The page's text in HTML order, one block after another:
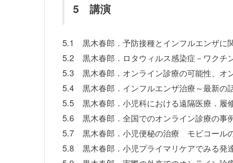
5 講演
5.1
黒木春郎．予防接種とインフルエンザ
5.2
黒木春郎．ロタウィルス感染症－ワク
5.3
黒木春郎．オンライン診療の可能性、
5.4
黒木春郎．インフルエンザ治療～最新
5.5
黒木春郎．小児科における遠隔医療．
5.6
黒木春郎．全国でのオンライン診療の
5.7
黒木春郎．小児便秘の治療 モビコール
5.8
黒木春郎．小児プライマリケアでみる